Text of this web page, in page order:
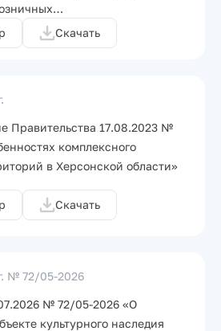
Скачать
Правительства 17.08.2023 №
комплексного
в Херсонской области»
Скачать
№ 72/05-2026
№ 72/05-2026 «О
культурного наследия